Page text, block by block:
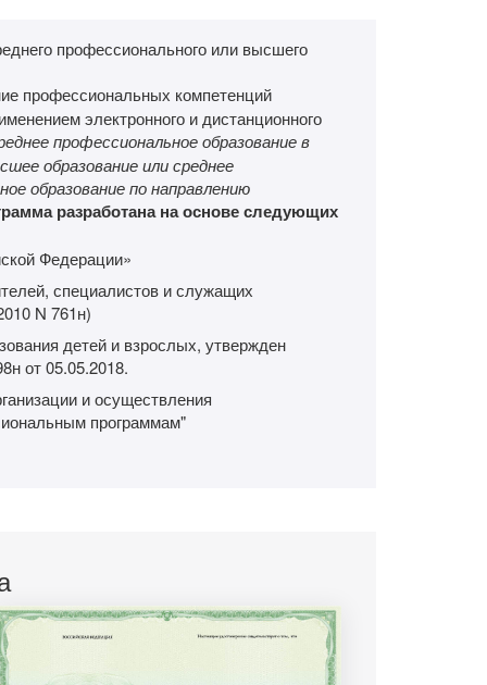
профессионального или высшего
профессиональных компетенций
электронного и дистанционного
профессиональное образование в
образование или среднее
образование по направлению
разработана на основе следующих
Федерации»
специалистов и служащих
N 761н)
детей и взрослых, утвержден
от 05.05.2018.
и осуществления
программам"